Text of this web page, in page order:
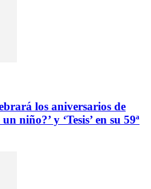
los aniversarios de
niño?’ y ‘Tesis’ en su 59ª